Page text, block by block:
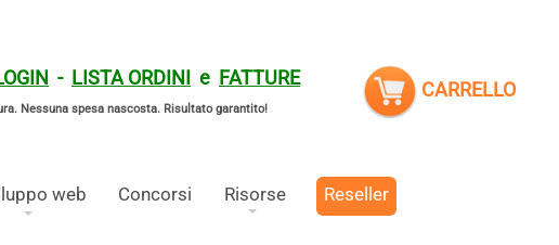
- LISTA ORDINI e FATTURE
Nessuna spesa nascosta. Risultato garantito!
CARRELLO
web Concorsi Risorse
Reseller